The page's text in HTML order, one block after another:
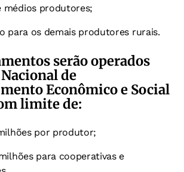
médios produtores;
para os demais produtores rurais.
serão operados
de
Econômico e Social
limite de:
por produtor;
para cooperativas e